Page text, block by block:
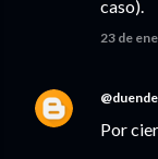
caso).
23 de
Por